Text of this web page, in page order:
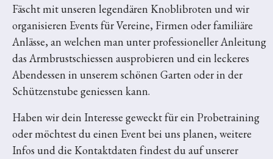
Fäscht mit unseren legendären Knoblibroten und wir
organisieren Events für Vereine, Firmen oder familiäre
Anlässe, an welchen man unter professioneller Anleitung
das Armbrustschiessen ausprobieren und ein leckeres
Abendessen in unserem schönen Garten oder in der
Schützenstube geniessen kann.
Haben wir dein Interesse geweckt für ein Probetraining
oder möchtest du einen Event bei uns planen, weitere
Infos und die Kontaktdaten findest du auf unserer